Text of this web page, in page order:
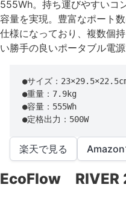
555Wh。持ち運びやすいコ
容量を実現。豊富なポート
仕様になっており、複数個
い勝手の良いポータブル電源
●サイズ：
●重量：7.9kg
●容量：555Wh
●定格出力：500W
楽天で見る Amazon
EcoFlow RIVER